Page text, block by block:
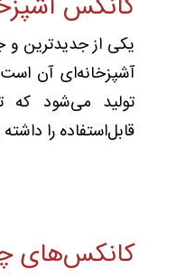
کانکس
یکی از جدیدترین و
آشپزخانه‌ای آن
تولید می‌شود که
قابل‌استفاده را
کانکس‌های